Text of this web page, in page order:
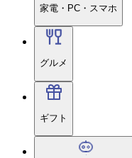
家電・PC・スマホ
グルメ
ギフト